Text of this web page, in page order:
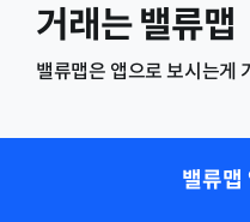
거래는 밸류맵
밸류맵은 앱으로 보시는게
밸류맵